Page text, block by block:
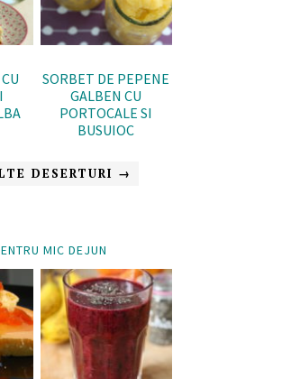
SORBET DE PEPENE
GALBEN CU
PORTOCALE SI
BUSUIOC
DESERTURI →
MIC DEJUN